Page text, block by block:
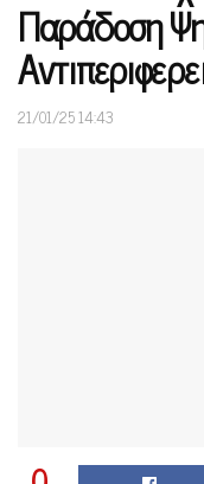
Παράδοση
21/01/25 14:43